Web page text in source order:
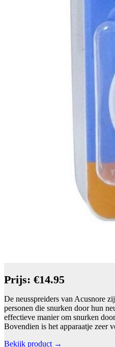
Prijs: €14.95
De neusspreiders van Acusnore
personen die snurken door hun
effectieve manier om snurken
Bovendien is het apparaatje zeer
Bekijk product →